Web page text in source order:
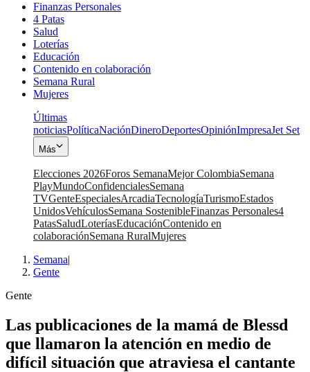
Finanzas Personales
4 Patas
Salud
Loterías
Educación
Contenido en colaboración
Semana Rural
Mujeres
Últimas
noticiasPolíticaNaciónDineroDeportesOpiniónImpresaJet Set
Más
Elecciones 2026Foros SemanaMejor ColombiaSemana
PlayMundoConfidencialesSemana
TVGenteEspecialesArcadiaTecnologíaTurismoEstados
UnidosVehículosSemana SostenibleFinanzas Personales4
PatasSaludLoteríasEducaciónContenido en
colaboraciónSemana RuralMujeres
Semana|
Gente
Gente
Las publicaciones de la mamá de Blessd
que llamaron la atención en medio de
difícil situación que atraviesa el cantante